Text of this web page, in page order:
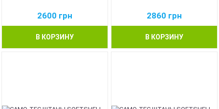
2600 грн
В КОРЗИНУ
2860 грн
В КОРЗИНУ